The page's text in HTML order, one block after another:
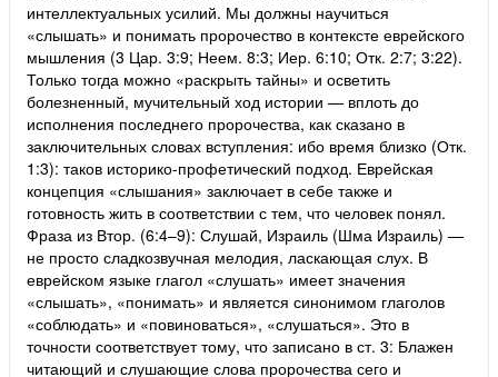
интеллектуальных усилий. Мы должны научиться
«слышать» и понимать пророчество в контексте еврейского
мышления (3 Цар. 3:9; Неем. 8:3; Иер. 6:10; Отк. 2:7; 3:22).
Только тогда можно «раскрыть тайны» и осветить
болезненный, мучительный ход истории — вплоть до
исполнения последнего пророчества, как сказано в
заключительных словах вступления: ибо время близко (Отк.
1:3): таков историко-профетический подход. Еврейская
концепция «слышания» заключает в себе также и
готовность жить в соответствии с тем, что человек понял.
Фраза из Втор. (6:4–9): Слушай, Израиль (Шма Израиль) —
не просто сладкозвучная мелодия, ласкающая слух. В
еврейском языке глагол «слушать» имеет значения
«слышать», «понимать» и является синонимом глаголов
«соблюдать» и «повиноваться», «слушаться». Это в
точности соответствует тому, что записано в ст. 3: Блажен
читающий и слушающие слова пророчества сего и